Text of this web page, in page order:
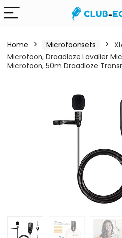
Home Microfoonsets
Microfoon, Draadloze Lavalier
Microfoon, 50m Draadloze